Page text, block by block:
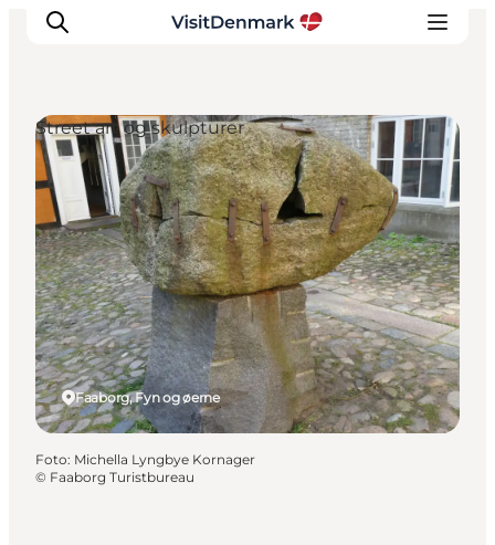
Inspiration
Destinationer
Oplevelser
Overnatning
Planlæg ferien
Faaborg, Fyn og øerne
Street art og skulpturer
Foto: Michella Lyngbye Kornager
© Faaborg Turistbureau